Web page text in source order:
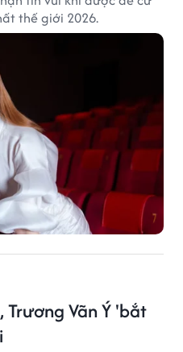
thế giới 2026.
Vãn Ý 'bắt